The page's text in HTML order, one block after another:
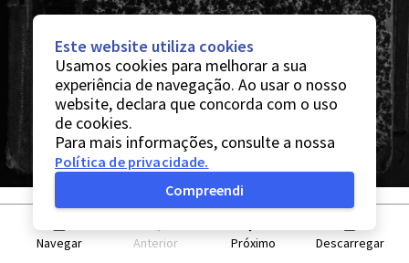
Navegar Anterior Próximo Descarregar
Este website utiliza cookies
Usamos cookies para melhorar a sua
experiência de navegação. Ao usar o nosso
website, declara que concorda com o uso
de cookies.
Para mais informações, consulte a nossa
Política de privacidade.
Compreendi